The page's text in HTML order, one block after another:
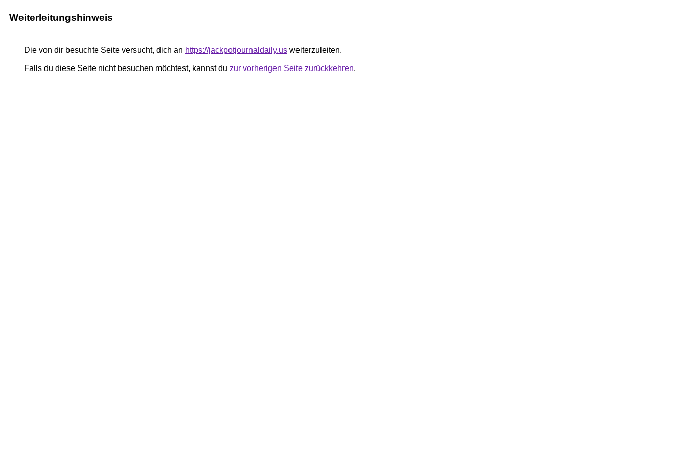
Weiterleitungshinweis
Die von dir besuchte Seite versucht, dich an https://jackpotjournaldaily.us weiterzuleiten.
Falls du diese Seite nicht besuchen möchtest, kannst du zur vorherigen Seite zurückkehren.